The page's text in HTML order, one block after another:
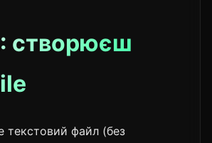
створюєш
файл (без